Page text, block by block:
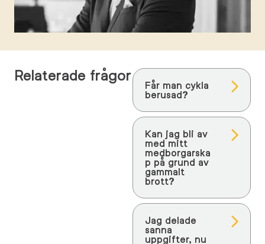
Relaterade frågor
Får man cykla
berusad?
Kan jag bli av
med mitt
medborgarska
p på grund av
gammalt
brott?
Jag delade
sanna
uppgifter, nu